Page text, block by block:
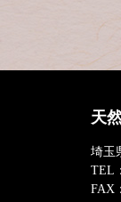
天
埼玉
TEL：
FAX：